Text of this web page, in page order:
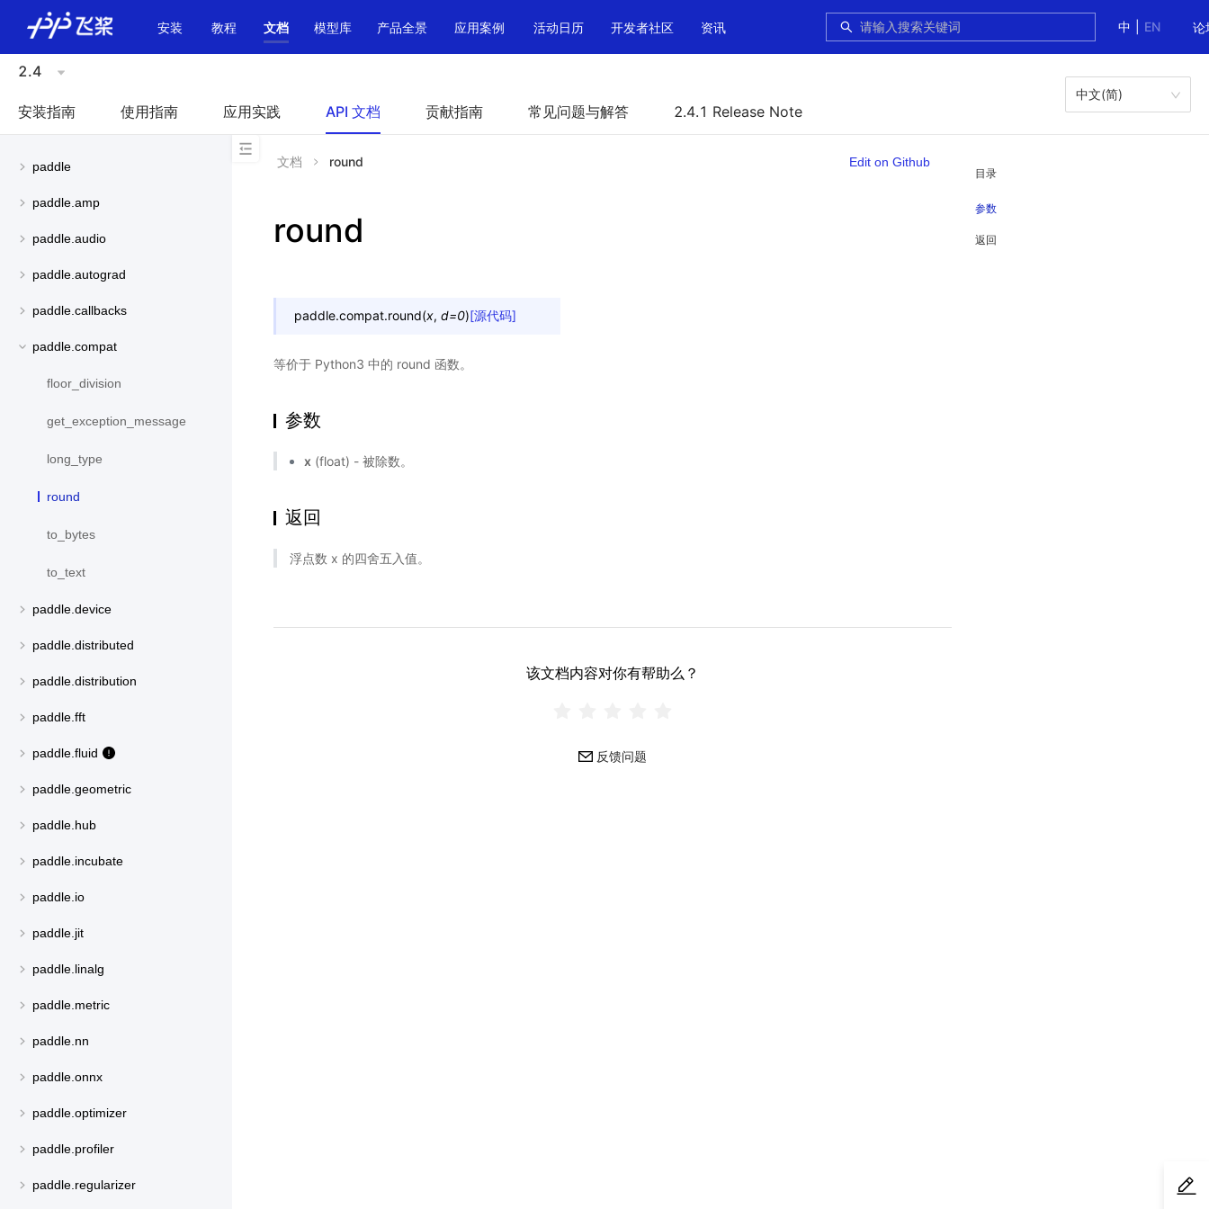
中
EN 论
安装 教程 文档 模型库 产品全景 应用案例 活动日历 开发者社区 资讯
2.4
安装指南 使用指南 应用实践 API 文档 贡献指南 常见问题与解答 2.4.1 Release Note
中文(简)
paddle
paddle.amp
paddle.audio
paddle.autograd
paddle.callbacks
paddle.compat
floor_division
get_exception_message
long_type
round
to_bytes
to_text
paddle.device
paddle.distributed
paddle.distribution
paddle.fft
paddle.fluid
paddle.geometric
paddle.hub
paddle.incubate
paddle.io
paddle.jit
paddle.linalg
paddle.metric
paddle.nn
paddle.onnx
paddle.optimizer
paddle.profiler
paddle.regularizer
目录
参数
返回
文档 round Edit on Github
round
paddle.compat.round(x, d=0)[源代码]
等价于 Python3 中的 round 函数。
参数
x (float) - 被除数。
返回
浮点数 x 的四舍五入值。
该文档内容对你有帮助么？
反馈问题